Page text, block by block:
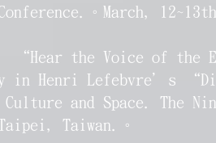
。March,
“Hear the Voice of the
in Henri Lefebvre’s
Culture and Space. The
Taiwan.。